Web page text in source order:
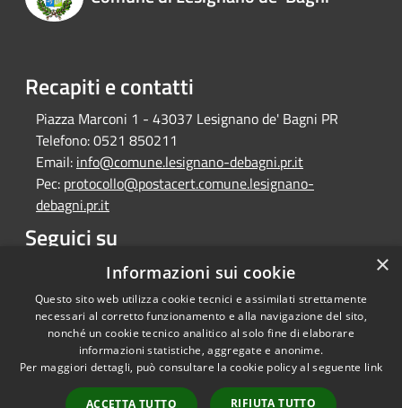
Recapiti e contatti
Piazza Marconi 1 - 43037 Lesignano de' Bagni PR
Telefono:0521 850211
Email: info@comune.lesignano-debagni.pr.it
Pec: protocollo@postacert.comune.lesignano-
debagni.pr.it
Seguici su
Facebook
Accessibilità
Copyright © 2026 • Comune di
Lesignano de' Bagni • Powered
byMunicipium Accesso
×
Informazioni sui cookie
Questo sito web utilizza cookie tecnici e assimilati strettamente
necessari al corretto funzionamento e alla navigazione del sito,
nonché un cookie tecnico analitico al solo fine di elaborare
informazioni statistiche, aggregate e anonime.
Per maggiori dettagli, può consultare la cookie policy al seguente link
ACCETTA TUTTO RIFIUTA TUTTO